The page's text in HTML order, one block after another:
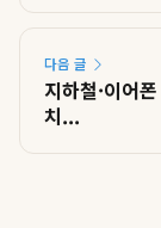
다음 글
지하철·이어
치...